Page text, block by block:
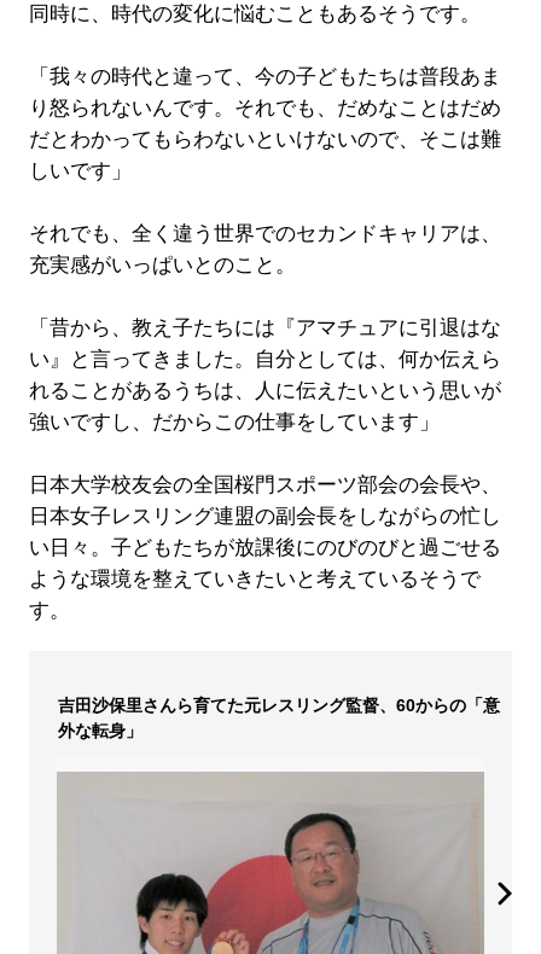
同時に、時代の変化に悩むこともあるそうです。
「我々の時代と違って、今の子どもたちは普段あま
り怒られないんです。それでも、だめなことはだめ
だとわかってもらわないといけないので、そこは難
しいです」
それでも、全く違う世界でのセカンドキャリアは、
充実感がいっぱいとのこと。
「昔から、教え子たちには『アマチュアに引退はな
い』と言ってきました。自分としては、何か伝えら
れることがあるうちは、人に伝えたいという思いが
強いですし、だからこの仕事をしています」
日本大学校友会の全国桜門スポーツ部会の会長や、
日本女子レスリング連盟の副会長をしながらの忙し
い日々。子どもたちが放課後にのびのびと過ごせる
ような環境を整えていきたいと考えているそうで
す。
吉田沙保里さんら育てた元レスリング監督、60からの「意
外な転身」